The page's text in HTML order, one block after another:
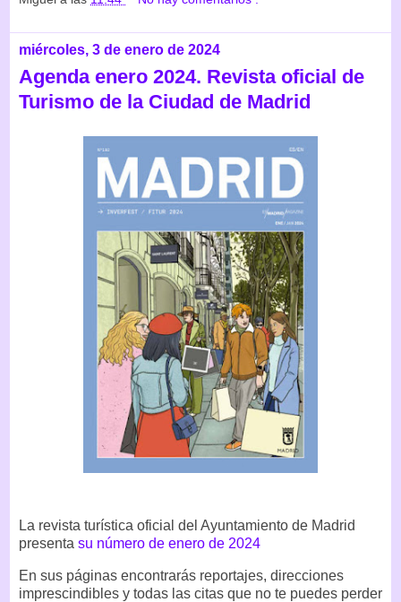
miércoles, 3 de enero de 2024
Agenda enero 2024. Revista oficial de
Turismo de la Ciudad de Madrid
La revista turística oficial del Ayuntamiento de Madrid
presenta su número de enero de 2024
En sus páginas encontrarás reportajes, direcciones
imprescindibles y todas las citas que no te puedes perder